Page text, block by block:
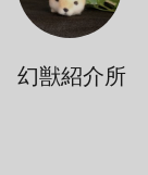
幻獣紹介所